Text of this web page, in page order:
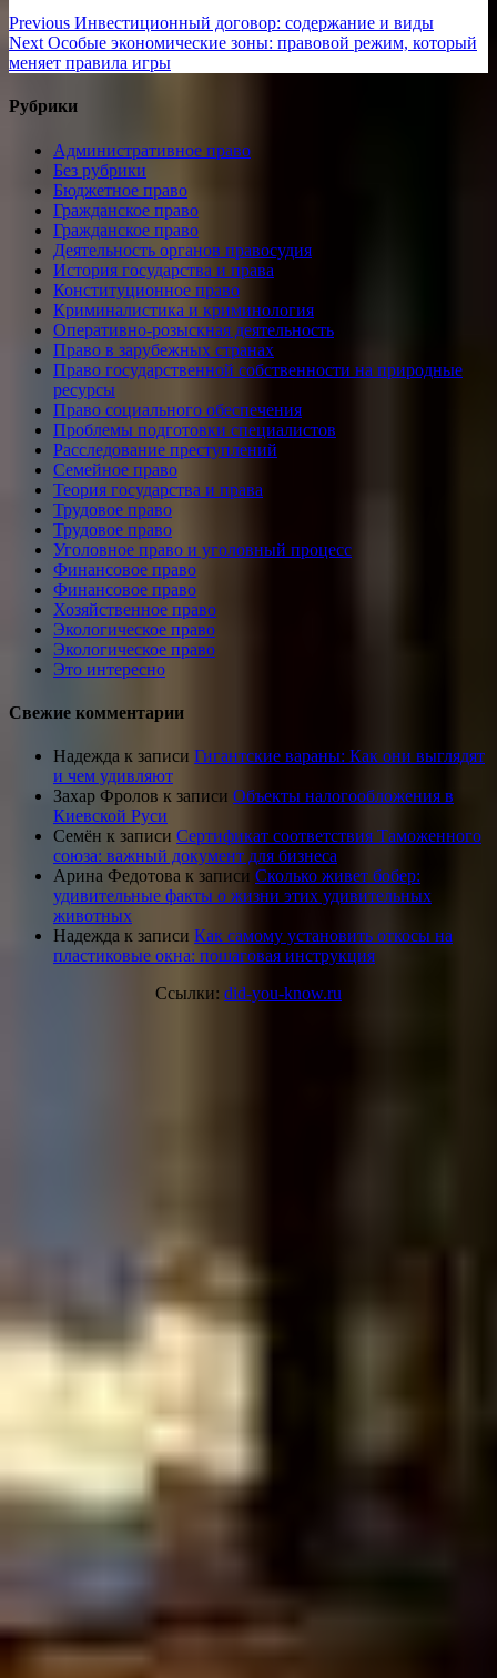
Навигация
по
Previous Previous
post:
Инвестиционный договор: содержание и виды
Next Next
post:
Особые экономические зоны: правовой режим, который
меняет правила игры
Рубрики
Административное право
Без рубрики
Бюджетное право
Гражданское право
Гражданское право
Деятельность органов правосудия
История государства и права
Конституционное право
Криминалистика и криминология
Оперативно-розыскная деятельность
Право в зарубежных странах
Право государственной собственности на природные
ресурсы
Право социального обеспечения
Проблемы подготовки специалистов
Расследование преступлений
Семейное право
Теория государства и права
Трудовое право
Трудовое право
Уголовное право и уголовный процесс
Финансовое право
Финансовое право
Хозяйственное право
Экологическое право
Экологическое право
Это интересно
Свежие комментарии
Надежда к записи Гигантские вараны: Как они выглядят
и чем удивляют
Захар Фролов к записи Объекты налогообложения в
Киевской Руси
Семён к записи Сертификат соответствия Таможенного
союза: важный документ для бизнеса
Арина Федотова к записи Сколько живет бобер:
удивительные факты о жизни этих удивительных
животных
Надежда к записи Как самому установить откосы на
пластиковые окна: пошаговая инструкция
Ссылки: did-you-know.ru